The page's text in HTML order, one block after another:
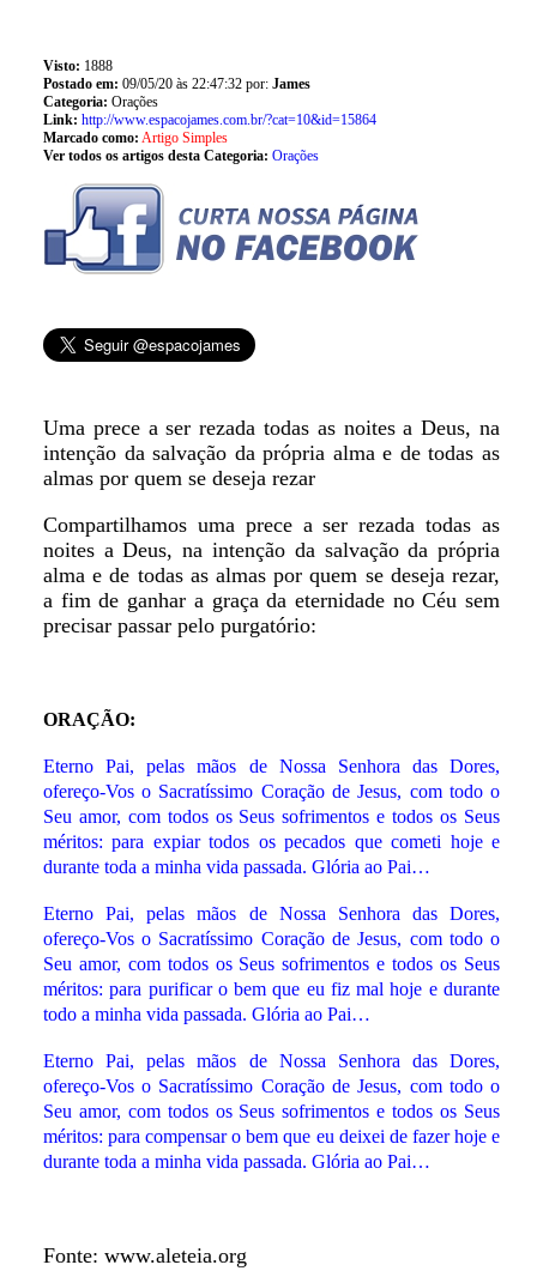
Visto: 1888
Postado em: 09/05/20 às 22:47:32 por: James
Categoria: Orações
Link: http://www.espacojames.com.br/?cat=10&id=15864
Marcado como: Artigo Simples
Ver todos os artigos desta Categoria: Orações
Uma prece a ser rezada todas as noites a Deus, na
intenção da salvação da própria alma e de todas as
almas por quem se deseja rezar
Compartilhamos uma prece a ser rezada todas as
noites a Deus, na intenção da salvação da própria
alma e de todas as almas por quem se deseja rezar,
a fim de ganhar a graça da eternidade no Céu sem
precisar passar pelo purgatório:
ORAÇÃO:
Eterno Pai, pelas mãos de Nossa Senhora das Dores,
ofereço-Vos o Sacratíssimo Coração de Jesus, com todo o
Seu amor, com todos os Seus sofrimentos e todos os Seus
méritos: para expiar todos os pecados que cometi hoje e
durante toda a minha vida passada. Glória ao Pai…
Eterno Pai, pelas mãos de Nossa Senhora das Dores,
ofereço-Vos o Sacratíssimo Coração de Jesus, com todo o
Seu amor, com todos os Seus sofrimentos e todos os Seus
méritos: para purificar o bem que eu fiz mal hoje e durante
todo a minha vida passada. Glória ao Pai…
Eterno Pai, pelas mãos de Nossa Senhora das Dores,
ofereço-Vos o Sacratíssimo Coração de Jesus, com todo o
Seu amor, com todos os Seus sofrimentos e todos os Seus
méritos: para compensar o bem que eu deixei de fazer hoje e
durante toda a minha vida passada. Glória ao Pai…
Fonte: www.aleteia.org